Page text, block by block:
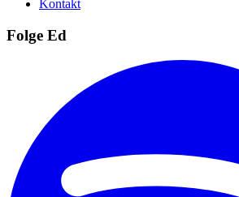
Kontakt
Folge Ed